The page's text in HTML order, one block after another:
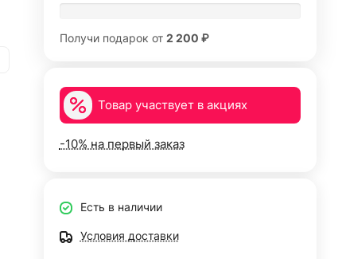
Получи подарок от 2 200 ₽
Товар участвует в акциях
-10% на первый заказ
Есть в наличии
Условия доставки